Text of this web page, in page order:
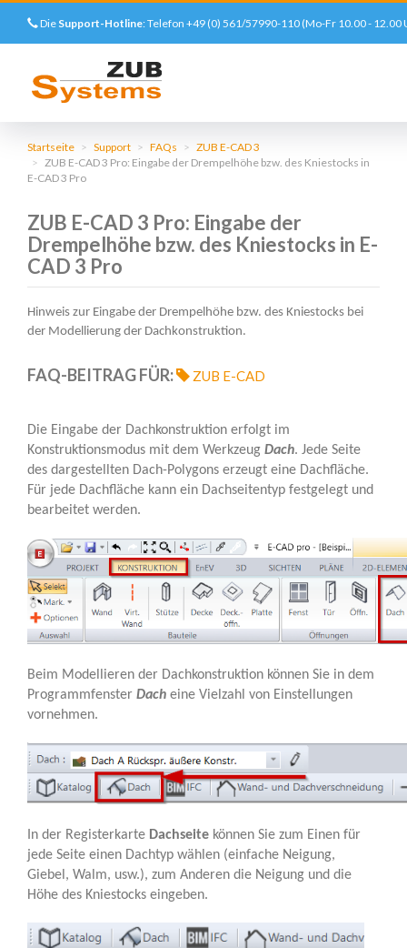
Direkt
Inhalt
Die Support-Hotline: Telefon +49 (0) 561/57990-110 (Mo-Fr 10.00 -
Startseite Support FAQs
ZUB E-CAD 3
ZUB E-CAD 3 Pro: Eingabe der Drempelhöhe bzw. des Kniestocks in
E-CAD 3 Pro
ZUB E-CAD 3 Pro: Eingabe der
Drempelhöhe bzw. des Kniestocks in E-
CAD 3 Pro
DETAILLIERTE
Hinweis zur Eingabe der Drempelhöhe bzw. des Kniestocks bei
der Modellierung der Dachkonstruktion.
FAQ-BEITRAG FÜR: ZUB E-CAD
Die Eingabe der Dachkonstruktion erfolgt im
Konstruktionsmodus mit dem Werkzeug Dach. Jede Seite
des dargestellten Dach-Polygons erzeugt eine Dachfläche.
Für jede Dachfläche kann ein Dachseitentyp festgelegt und
bearbeitet werden.
Beim Modellieren der Dachkonstruktion können Sie in dem
Programmfenster Dach eine Vielzahl von Einstellungen
vornehmen.
In der Registerkarte Dachseite können Sie zum Einen für
jede Seite einen Dachtyp wählen (einfache Neigung,
Giebel, Walm, usw.), zum Anderen die Neigung und die
Höhe des Kniestocks eingeben.